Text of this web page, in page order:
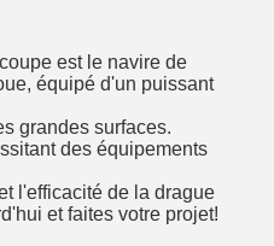
est le navire de
équipé d'un puissant
grandes surfaces.
des équipements
l'efficacité de la drague
et faites votre projet!